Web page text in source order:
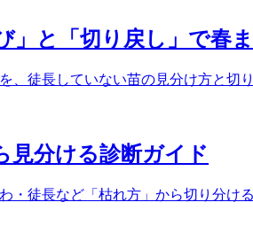
と「切り戻し」で春
徒長していない苗の見分け方と切
見分ける診断ガイド
徒長など「枯れ方」から切り分け